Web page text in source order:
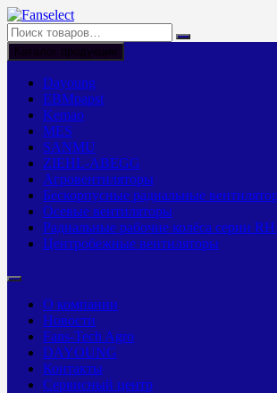
Перейти
к
содержимому
Каталог продукции
Dayoung
EBMpapst
Kemao
MES
SANMU
ZIEHL-ABEGG
Агровентиляторы
Бескорпусные радиальные
Осевые вентиляторы
Радиальные рабочие колёса серии
Центробежные вентиляторы
О компании
Новости
Fans-Tech Agro
DAYOUNG
Контакты
Сервисный центр